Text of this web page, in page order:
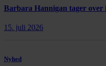
Barbara Hannigan tager over
15. juli 2026
Nyhed